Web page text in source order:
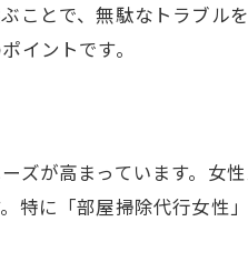
選ぶ信頼できる便利屋の基
タッフ対応で安心感アップ
安心できるサービス内容と
用で家事負担を軽減
とで、無駄なトラブル
イントです。
が高まっています。女
に「部屋掃除代行女性